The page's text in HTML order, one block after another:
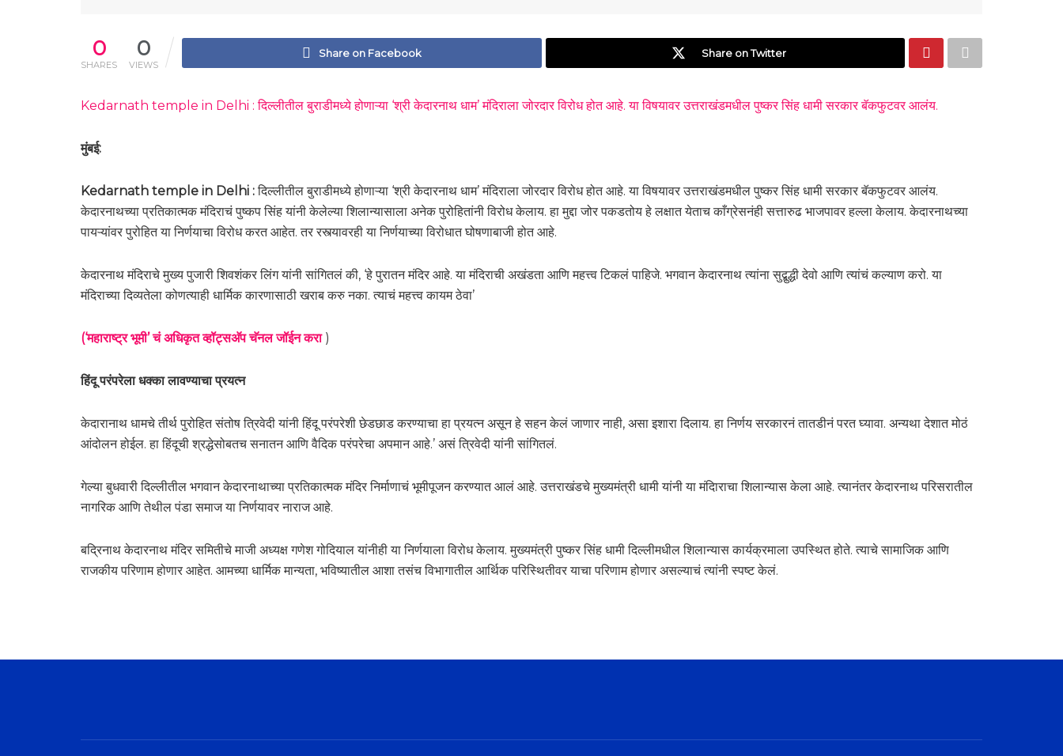
0
SHARES
0
VIEWS
Share on Facebook Share on Twitter
Kedarnath temple in Delhi : दिल्लीतील बुराडीमध्ये होणाऱ्या ‘श्री केदारनाथ धाम’ मंदिराला जोरदार विरोध होत आहे. या विषयावर उत्तराखंडमधील पुष्कर सिंह धामी सरकार बॅकफुटवर आलंय.
मुंबई:
Kedarnath temple in Delhi :दिल्लीतील बुराडीमध्ये होणाऱ्या ‘श्री केदारनाथ धाम’ मंदिराला जोरदार विरोध होत आहे. या विषयावर उत्तराखंडमधील पुष्कर सिंह धामी सरकार बॅकफुटवर आलंय.
केदारनाथच्या प्रतिकात्मक मंदिराचं पुष्कप सिंह यांनी केलेल्या शिलान्यासाला अनेक पुरोहितांनी विरोध केलाय. हा मुद्दा जोर पकडतोय हे लक्षात येताच काँग्रेसनंही सत्तारुढ भाजपावर हल्ला केलाय. केदारनाथच्या
पायऱ्यांवर पुरोहित या निर्णयाचा विरोध करत आहेत. तर रस्त्यावरही या निर्णयाच्या विरोधात घोषणाबाजी होत आहे.
केदारनाथ मंदिराचे मुख्य पुजारी शिवशंकर लिंग यांनी सांगितलं की, ‘हे पुरातन मंदिर आहे. या मंदिराची अखंडता आणि महत्त्व टिकलं पाहिजे. भगवान केदारनाथ त्यांना सुद्बुद्धी देवो आणि त्यांचं कल्याण करो. या
मंदिराच्या दिव्यतेला कोणत्याही धार्मिक कारणासाठी खराब करु नका. त्याचं महत्त्व कायम ठेवा’
(‘महाराष्ट्र भूमी’ चं अधिकृत व्हॉट्सअ‍ॅप चॅनल जॉईन करा)
हिंदू परंपरेला धक्का लावण्याचा प्रयत्न
केदारानाथ धामचे तीर्थ पुरोहित संतोष त्रिवेदी यांनी हिंदू परंपरेशी छेडछाड करण्याचा हा प्रयत्न असून हे सहन केलं जाणार नाही, असा इशारा दिलाय. हा निर्णय सरकारनं तातडीनं परत घ्यावा. अन्यथा देशात मोठं
आंदोलन होईल. हा हिंदूची श्रद्धेसोबतच सनातन आणि वैदिक परंपरेचा अपमान आहे.’ असं त्रिवेदी यांनी सांगितलं.
गेल्या बुधवारी दिल्लीतील भगवान केदारनाथाच्या प्रतिकात्मक मंदिर निर्माणाचं भूमीपूजन करण्यात आलं आहे. उत्तराखंडचे मुख्यमंत्री धामी यांनी या मंदिाराचा शिलान्यास केला आहे. त्यानंतर केदारनाथ परिसरातील
नागरिक आणि तेथील पंडा समाज या निर्णयावर नाराज आहे.
बद्रिनाथ केदारनाथ मंदिर समितीचे माजी अध्यक्ष गणेश गोदियाल यांनीही या निर्णयाला विरोध केलाय. मुख्यमंत्री पुष्कर सिंह धामी दिल्लीमधील शिलान्यास कार्यक्रमाला उपस्थित होते. त्याचे सामाजिक आणि
राजकीय परिणाम होणार आहेत. आमच्या धार्मिक मान्यता, भविष्यातील आशा तसंच विभागातील आर्थिक परिस्थितीवर याचा परिणाम होणार असल्याचं त्यांनी स्पष्ट केलं.